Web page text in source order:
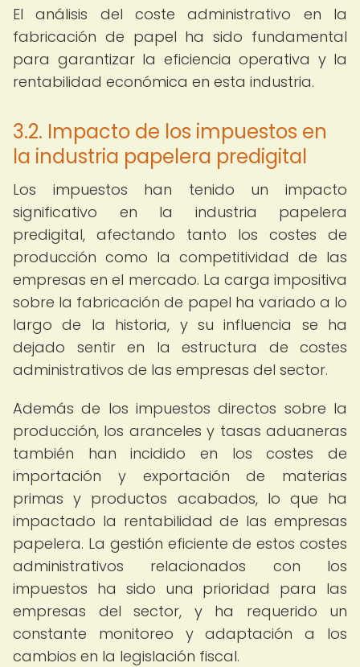
El análisis del coste administrativo en la
fabricación de papel ha sido fundamental
para garantizar la eficiencia operativa y la
rentabilidad económica en esta industria.
3.2. Impacto de los impuestos en
la industria papelera predigital
Los impuestos han tenido un impacto
significativo en la industria papelera
predigital, afectando tanto los costes de
producción como la competitividad de las
empresas en el mercado. La carga impositiva
sobre la fabricación de papel ha variado a lo
largo de la historia, y su influencia se ha
dejado sentir en la estructura de costes
administrativos de las empresas del sector.
Además de los impuestos directos sobre la
producción, los aranceles y tasas aduaneras
también han incidido en los costes de
importación y exportación de materias
primas y productos acabados, lo que ha
impactado la rentabilidad de las empresas
papelera. La gestión eficiente de estos costes
administrativos relacionados con los
impuestos ha sido una prioridad para las
empresas del sector, y ha requerido un
constante monitoreo y adaptación a los
cambios en la legislación fiscal.